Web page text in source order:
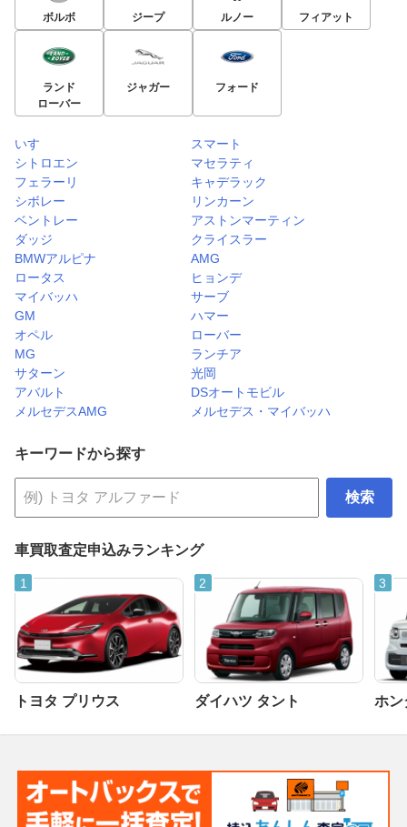
ボルボ ジープ ルノー フィアット
ランド
ローバー
ジャガー フォード
いすゞ
スマート
シトロエン
マセラティ
フェラーリ
キャデラック
シボレー
リンカーン
ベントレー
アストンマーティン
ダッジ
クライスラー
BMWアルピナ
AMG
ロータス
ヒョンデ
マイバッハ
サーブ
GM
ハマー
オペル
ローバー
MG
ランチア
サターン
光岡
アバルト
DSオートモビル
メルセデスAMG
メルセデス・マイバッハ
キーワードから探す
検索
車買取査定申込みランキング
トヨタ プリウス ダイハツ タント ホン